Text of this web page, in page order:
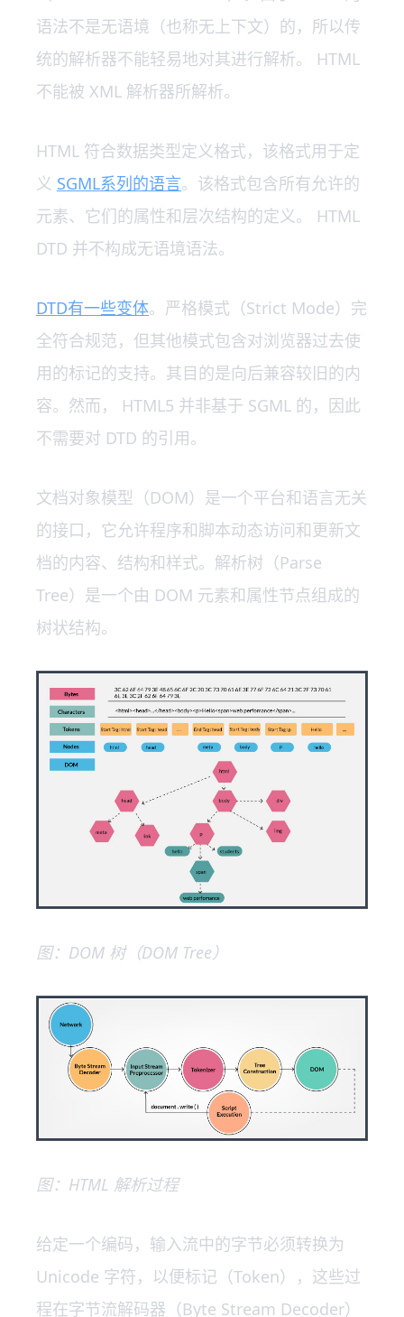
语法不是无语境（也称无上下文）的，所以传
统的解析器不能轻易地对其进行解析。 HTML
不能被 XML 解析器所解析。
HTML 符合数据类型定义格式，该格式用于定
义 SGML系列的语言。该格式包含所有允许的
元素、它们的属性和层次结构的定义。 HTML
DTD 并不构成无语境语法。
DTD有一些变体。严格模式（Strict Mode）完
全符合规范，但其他模式包含对浏览器过去使
用的标记的支持。其目的是向后兼容较旧的内
容。然而， HTML5 并非基于 SGML 的，因此
不需要对 DTD 的引用。
文档对象模型（DOM）是一个平台和语言无关
的接口，它允许程序和脚本动态访问和更新文
档的内容、结构和样式。解析树（Parse
Tree）是一个由 DOM 元素和属性节点组成的
树状结构。
图：DOM 树（DOM Tree）
图：HTML 解析过程
给定一个编码，输入流中的字节必须转换为
Unicode 字符，以便标记（Token），这些过
程在字节流解码器（Byte Stream Decoder）